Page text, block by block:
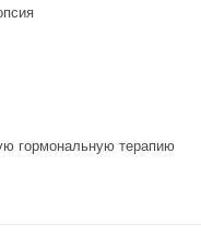
гормональную терапию